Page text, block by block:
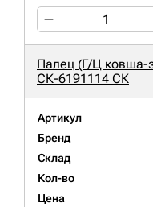
Палец (Г/Ц ковша-
СК-6191114 СК
Артикул
Бренд
Склад
Кол-во
Цена